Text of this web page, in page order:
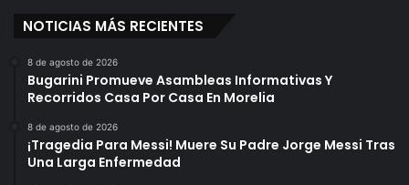
NOTICIAS MÁS RECIENTES
8 de agosto de 2026
Bugarini Promueve Asambleas Informativas Y
Recorridos Casa Por Casa En Morelia
8 de agosto de 2026
¡Tragedia Para Messi! Muere Su Padre Jorge Messi Tras
Una Larga Enfermedad